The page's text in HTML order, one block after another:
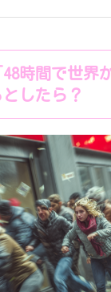
48時間で世界
したら？